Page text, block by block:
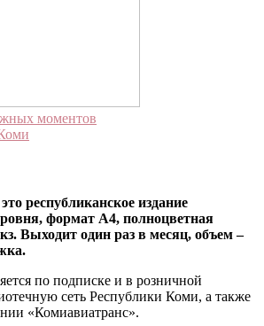
республиканское издание
формат А4, полноцветная
Выходит один раз в месяц, объем –
по подписке и в розничной
сеть Республики Коми, а также
«Комиавиатранс».